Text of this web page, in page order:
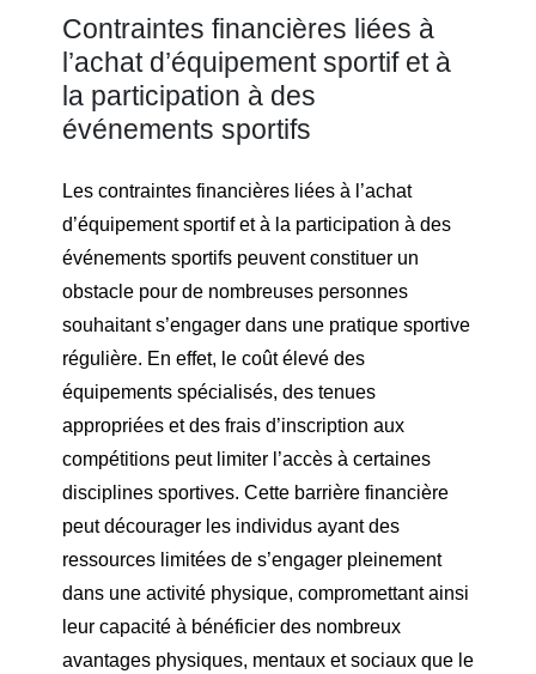
Contraintes financières liées à
l’achat d’équipement sportif et à
la participation à des
événements sportifs
Les contraintes financières liées à l’achat
d’équipement sportif et à la participation à des
événements sportifs peuvent constituer un
obstacle pour de nombreuses personnes
souhaitant s’engager dans une pratique sportive
régulière. En effet, le coût élevé des
équipements spécialisés, des tenues
appropriées et des frais d’inscription aux
compétitions peut limiter l’accès à certaines
disciplines sportives. Cette barrière financière
peut décourager les individus ayant des
ressources limitées de s’engager pleinement
dans une activité physique, compromettant ainsi
leur capacité à bénéficier des nombreux
avantages physiques, mentaux et sociaux que le